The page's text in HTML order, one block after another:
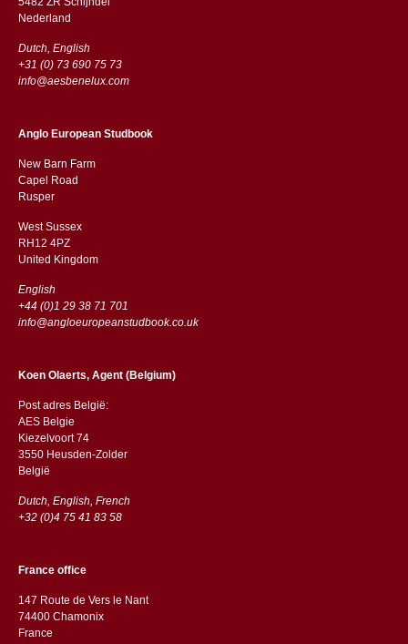
​​Nederland
Dutch, English
+31 (0) 73 690 75 73
info@aesbenelux.com
Anglo European Studbook
New Barn Farm
Capel Road
​​Rusper
West Sussex
RH12 4PZ
​​United Kingdom
English
+44 (0)1 29 38 71 701
info@angloeuropeanstudbook.co.uk
Koen Olaerts, Agent (Belgium)
Post adres België:
AES Belgie
Kiezelvoort 74
3550 Heusden-Zolder
België
Dutch, English, French
+32 (0)4 75 41 83 58
France office
147 Route de Vers le Nant
74400 Chamonix
France